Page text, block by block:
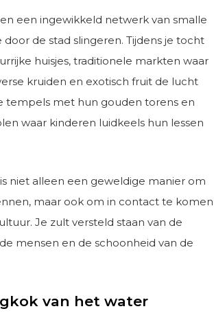
een ingewikkeld netwerk van smalle
de stad slingeren. Tijdens je tocht
huisjes, traditionele markten waar
kruiden en exotisch fruit de lucht
tempels met hun gouden torens en
waar kinderen luidkeels hun lessen
niet alleen een geweldige manier om
maar ook om in contact te komen
Je zult versteld staan van de
mensen en de schoonheid van de
van het water